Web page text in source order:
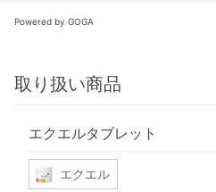
Powered by GOGA
取り扱い商品
エクエルタブレット
エクエル